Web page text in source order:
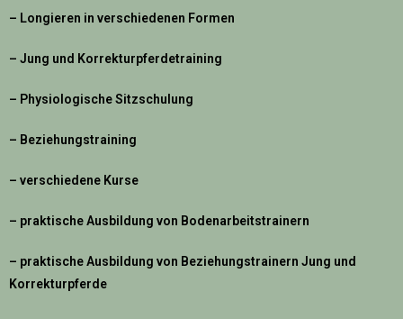
– Longieren in verschiedenen Formen
– Jung und Korrekturpferdetraining
– Physiologische Sitzschulung
– Beziehungstraining
– verschiedene Kurse
– praktische Ausbildung von Bodenarbeitstrainern
– praktische Ausbildung von Beziehungstrainern Jung und
Korrekturpferde